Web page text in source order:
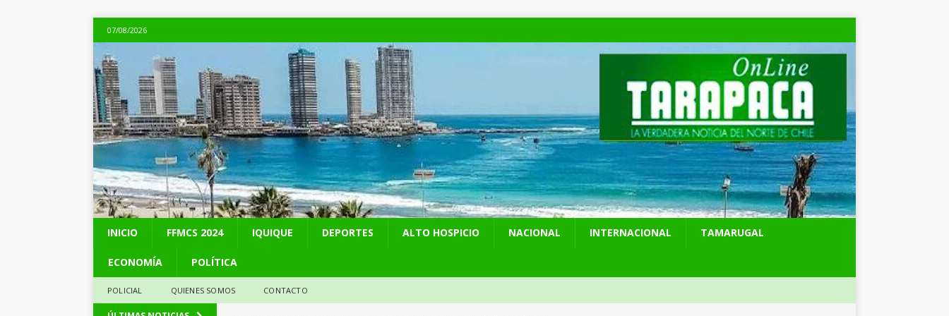
07/08/2026
INICIO FFMCS 2024 IQUIQUE DEPORTES ALTO HOSPICIO NACIONAL INTERNACIONAL TAMARUGAL
ECONOMÍA POLÍTICA
POLICIAL QUIENES SOMOS CONTACTO